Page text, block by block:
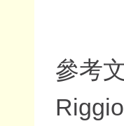
參考